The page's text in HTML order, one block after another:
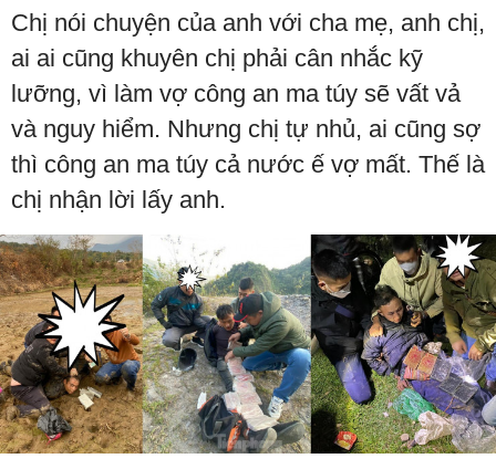
Chị nói chuyện của anh với cha mẹ, anh chị,
ai ai cũng khuyên chị phải cân nhắc kỹ
lưỡng, vì làm vợ công an ma túy sẽ vất vả
và nguy hiểm. Nhưng chị tự nhủ, ai cũng sợ
thì công an ma túy cả nước ế vợ mất. Thế là
chị nhận lời lấy anh.